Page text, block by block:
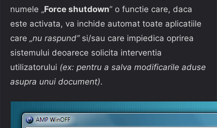
numele „Force shutdown” o functie care, daca
este activata, va inchide automat toate aplicatiile
care „nu raspund”si/sau care impiedica oprirea
sistemului deoarece solicita interventia
utilizatorului (ex: pentru a salva modificarile aduse
asupra unui document).